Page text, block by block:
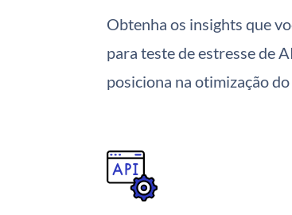
Obtenha os insights que
para teste de estresse de
posiciona na otimização